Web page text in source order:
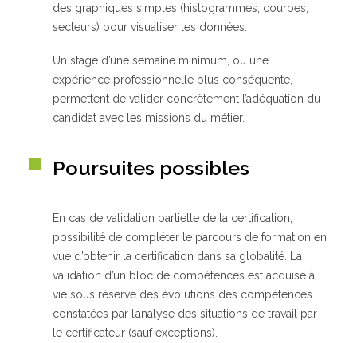
des graphiques simples (histogrammes, courbes,
secteurs) pour visualiser les données.
Un stage d’une semaine minimum, ou une
expérience professionnelle plus conséquente,
permettent de valider concrètement l’adéquation du
candidat avec les missions du métier.
Poursuites possibles
En cas de validation partielle de la certification,
possibilité de compléter le parcours de formation en
vue d’obtenir la certification dans sa globalité. La
validation d’un bloc de compétences est acquise à
vie sous réserve des évolutions des compétences
constatées par l’analyse des situations de travail par
le certificateur (sauf exceptions).